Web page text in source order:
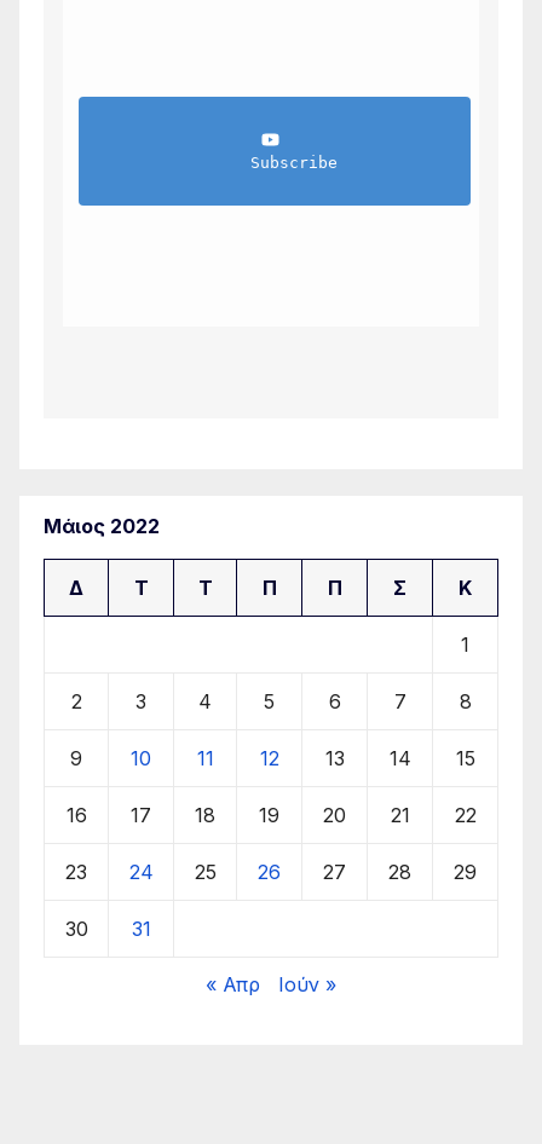
                Subscribe
Μάιος 2022
Δ Τ Τ Π Π Σ Κ
1
2 3 4 5 6 7 8
9 10 11 12 13 14 15
16 17 18 19 20 21 22
23 24 25 26 27 28 29
30 31
« Απρ Ιούν »